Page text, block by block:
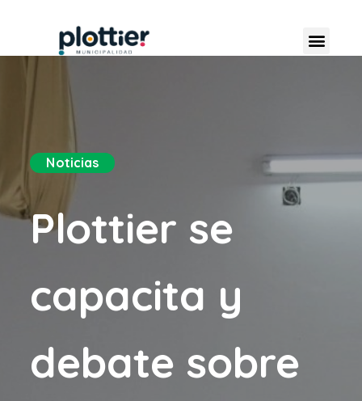
Noticias
Plottier se
capacita y
debate sobre